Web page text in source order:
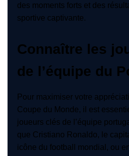
des moments forts et des
sportive captivante.
Connaître les
de l’équipe du
Pour maximiser votre
Coupe du Monde, il est
joueurs clés de l’équipe
que Cristiano Ronaldo, le
icône du football mondial, ou